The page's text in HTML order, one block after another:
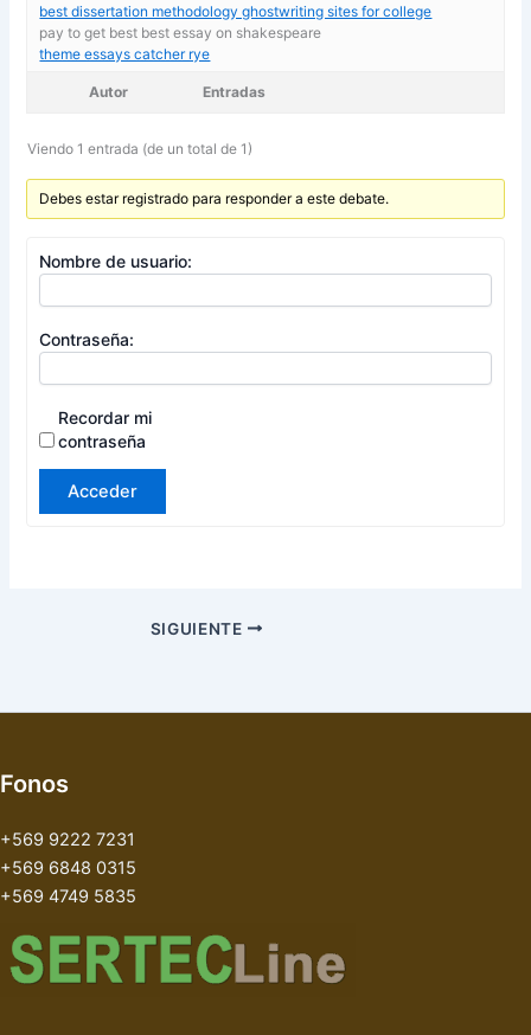
best dissertation methodology ghostwriting sites for college
pay to get best best essay on shakespeare
theme essays catcher rye
Autor Entradas
Viendo 1 entrada (de un total de 1)
Debes estar registrado para responder a este debate.
Nombre de usuario:
Contraseña:
Recordar mi
contraseña
Acceder
SIGUIENTE
Fonos
+569 9222 7231
+569 6848 0315
+569 4749 5835